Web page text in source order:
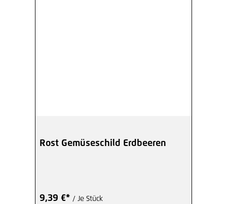
Rost Gemüseschild Erdbeeren
9,39 €* / Je Stück